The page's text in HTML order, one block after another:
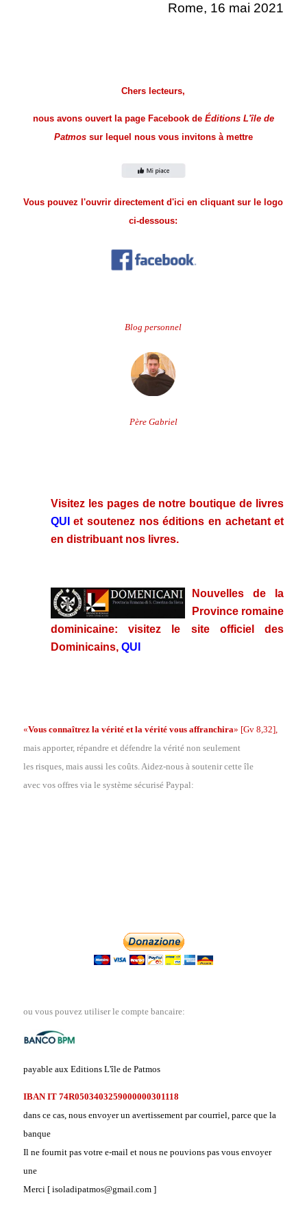
Rome, 16 mai 2021
Chers lecteurs,
nous avons ouvert la page Facebook de Éditions L'île de
Patmos sur lequel nous vous invitons à mettre
Vous pouvez l'ouvrir directement d'ici en cliquant sur le logo
ci-dessous:
Blog personnel
Père Gabriel
Visitez les pages de notre boutique de livres
QUI et soutenez nos éditions en achetant et
en distribuant nos livres.
Nouvelles de la
Province romaine
dominicaine: visitez le site officiel des
Dominicains, QUI
«Vous connaîtrez la vérité et la vérité vous affranchira» [Gv 8,32],
mais apporter, répandre et défendre la vérité non seulement
les risques, mais aussi les coûts. Aidez-nous à soutenir cette île
avec vos offres via le système sécurisé Paypal:
ou vous pouvez utiliser le compte bancaire:
payable aux Editions L'île de Patmos
IBAN IT 74R0503403259000000301118
dans ce cas, nous envoyer un avertissement par courriel, parce que la
banque
Il ne fournit pas votre e-mail et nous ne pouvions pas vous envoyer
une
Merci [ isoladipatmos@gmail.com ]